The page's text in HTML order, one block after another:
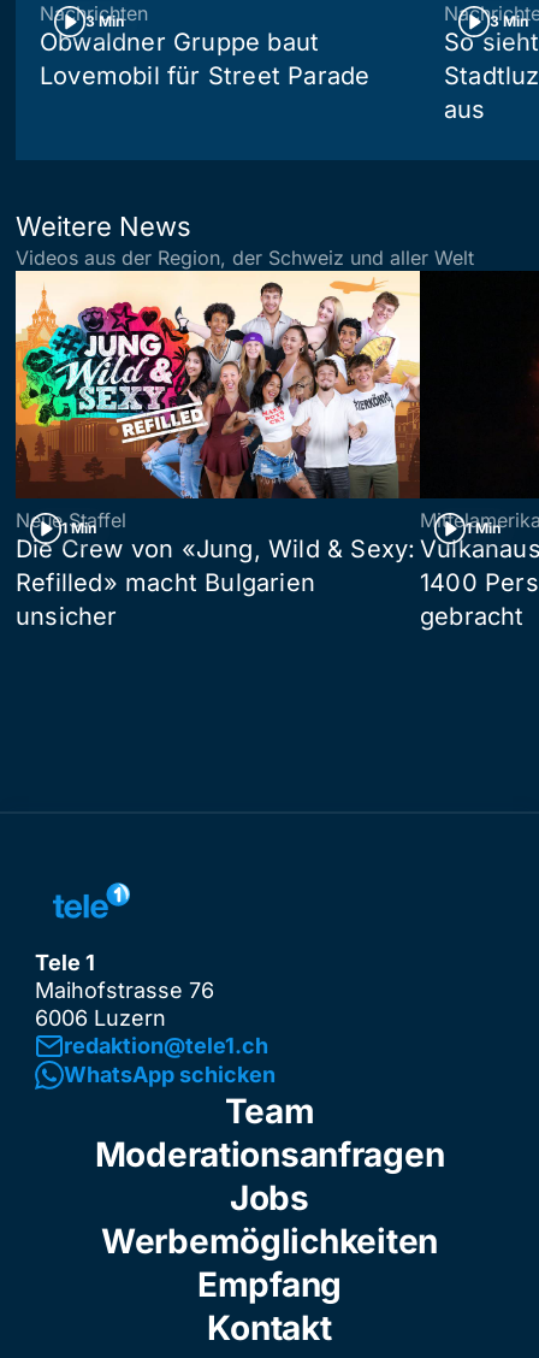
3 Min
Nachrichten
Obwaldner Gruppe baut
Lovemobil für Street Parade
3 Min
So
aus
Weitere News
Videos aus der Region, der Schweiz und aller Welt
1 Min
Neue Staffel
Die Crew von «Jung, Wild & Sexy:
Refilled» macht Bulgarien
unsicher
1 Min
1400
gebracht
Tele 1
Maihofstrasse 76
6006 Luzern
redaktion@tele1.ch
WhatsApp schicken
Team
Moderationsanfragen
Jobs
Werbemöglichkeiten
Empfang
Kontakt